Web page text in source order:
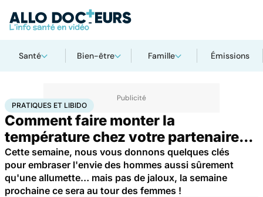
Santé Bien-être Famille Émissions
AccueilBien-êtreSexoPratiques et libido
PRATIQUES ET LIBIDO
Comment faire monter la
température chez votre partenaire...
Cette semaine, nous vous donnons quelques clés
pour embraser l'envie des hommes aussi sûrement
qu'une allumette… mais pas de jaloux, la semaine
prochaine ce sera au tour des femmes !